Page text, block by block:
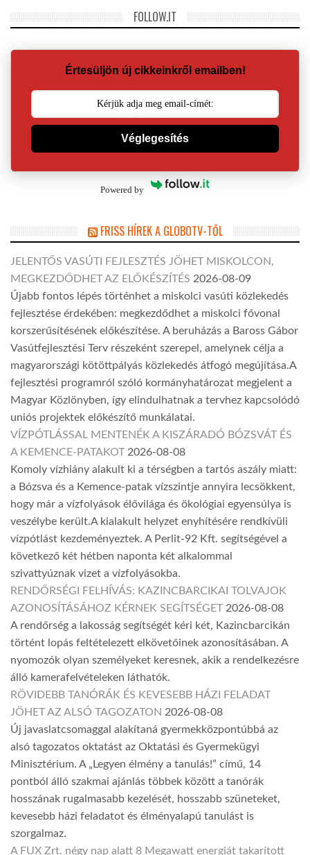
FOLLOW.IT
Értesüljön új cikkeinkről emailben!
Véglegesítés
Powered by
FRISS HÍREK A GLOBOTV-TŐL
JELENTŐS VASÚTI FEJLESZTÉS JÖHET MISKOLCON,
MEGKEZDŐDHET AZ ELŐKÉSZÍTÉS 2026-08-09
Újabb fontos lépés történhet a miskolci vasúti közlekedés
fejlesztése érdekében: megkezdődhet a miskolci fővonal
korszerűsítésének előkészítése. A beruházás a Baross Gábor
Vasútfejlesztési Terv részeként szerepel, amelynek célja a
magyarországi kötöttpályás közlekedés átfogó megújítása.A
fejlesztési programról szóló kormányhatározat megjelent a
Magyar Közlönyben, így elindulhatnak a tervhez kapcsolódó
uniós projektek előkészítő munkálatai.
VÍZPÓTLÁSSAL MENTENÉK A KISZÁRADÓ BÓZSVÁT ÉS
A KEMENCE-PATAKOT 2026-08-08
Komoly vízhiány alakult ki a térségben a tartós aszály miatt:
a Bózsva és a Kemence-patak vízszintje annyira lecsökkent,
hogy már a vízfolyások élővilága és ökológiai egyensúlya is
veszélybe került.A kialakult helyzet enyhítésére rendkívüli
vízpótlást kezdeményeztek. A Perlit-92 Kft. segítségével a
következő két hétben naponta két alkalommal
szivattyúznak vizet a vízfolyásokba.
RENDŐRSÉGI FELHÍVÁS: KAZINCBARCIKAI TOLVAJOK
AZONOSÍTÁSÁHOZ KÉRNEK SEGÍTSÉGET 2026-08-08
A rendőrség a lakosság segítségét kéri két, Kazincbarcikán
történt lopás feltételezett elkövetőinek azonosításában. A
nyomozók olyan személyeket keresnek, akik a rendelkezésre
álló kamerafelvételeken láthatók.
RÖVIDEBB TANÓRÁK ÉS KEVESEBB HÁZI FELADAT
JÖHET AZ ALSÓ TAGOZATON 2026-08-08
Új javaslatcsomaggal alakítaná gyermekközpontúbbá az
alsó tagozatos oktatást az Oktatási és Gyermekügyi
Minisztérium. A „Legyen élmény a tanulás!” című, 14
pontból álló szakmai ajánlás többek között a tanórák
hosszának rugalmasabb kezelését, hosszabb szüneteket,
kevesebb házi feladatot és élményalapú tanulást is
szorgalmaz.
A FUX Zrt. négy nap alatt 8 Megawatt energiát takarított